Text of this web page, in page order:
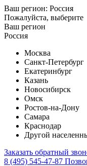
Ваш регион: Россия
Пожалуйста, выберите
Ваш регион
Россия
Москва
Санкт-Петербург
Екатеринбург
Казань
Новосибирск
Омск
Ростов-на-Дону
Самара
Краснодар
Другой
Заказать обратный
8 (495) 545-47-87